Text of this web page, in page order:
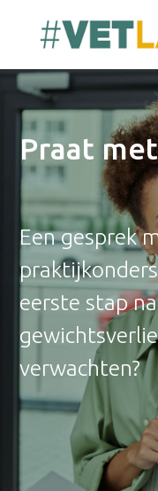
Praat
Een gesprek
eerste stap
verwachten?